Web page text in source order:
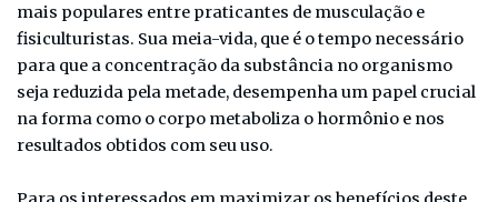
mais populares entre praticantes de musculação e
fisiculturistas. Sua meia-vida, que é o tempo necessário
para que a concentração da substância no organismo
seja reduzida pela metade, desempenha um papel crucial
na forma como o corpo metaboliza o hormônio e nos
resultados obtidos com seu uso.